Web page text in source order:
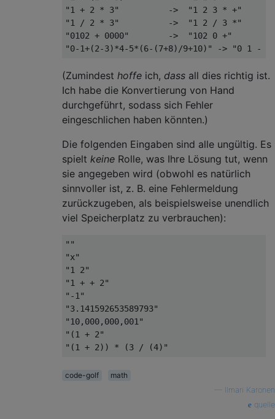
"1 + 2 * 3"          ->  "1 2 3 * +"
"1 / 2 * 3"          ->  "1 2 / 3 *"
"0102 + 0000"        ->  "102 0 +"
(Zumindest hoffe ich, dass all dies richtig ist.
Ich habe die Konvertierung von Hand
durchgeführt, sodass sich Fehler
eingeschlichen haben könnten.)
Die folgenden Eingaben sind alle ungültig. Es
spielt keine Rolle, was Ihre Lösung tut, wenn
sie angegeben wird (obwohl es natürlich
sinnvoller ist, z. B. eine Fehlermeldung
zurückzugeben, als beispielsweise unendlich
viel Speicherplatz zu verbrauchen):
""
"x"
"1 2"
"1 + + 2"
"-1"
"3.141592653589793"
"10,000,000,001"
"(1 + 2"
code-golf
math
Ilmari Karonen
quelle